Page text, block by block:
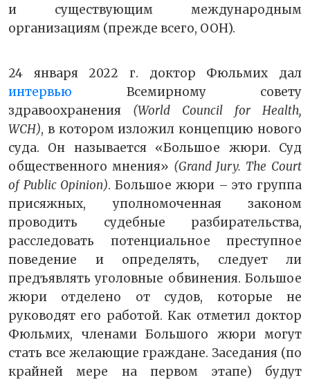
и существующим международным
организациям (прежде всего, ООН).
24 января 2022 г. доктор Фюльмих дал
интервью Всемирному совету
здравоохранения (World Council for Health,
WCH), в котором изложил концепцию нового
суда. Он называется «Большое жюри. Суд
общественного мнения» (Grand Jury. The Court
of Public Opinion). Большое жюри – это группа
присяжных, уполномоченная законом
проводить судебные разбирательства,
расследовать потенциальное преступное
поведение и определять, следует ли
предъявлять уголовные обвинения. Большое
жюри отделено от судов, которые не
руководят его работой. Как отметил доктор
Фюльмих, членами Большого жюри могут
стать все желающие граждане. Заседания (по
крайней мере на первом этапе) будут